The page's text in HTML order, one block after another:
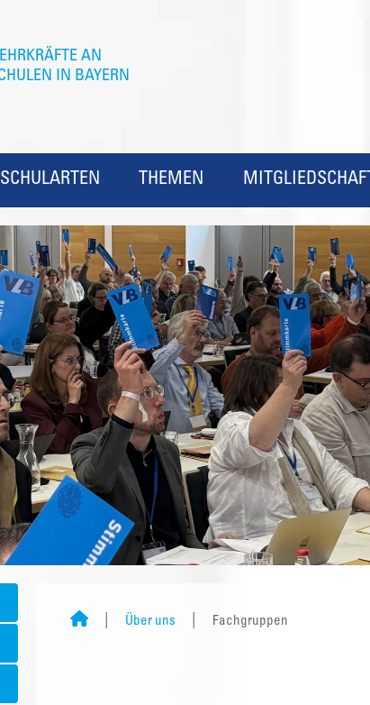
SCHULARTEN THEMEN
Über uns Fachgruppen